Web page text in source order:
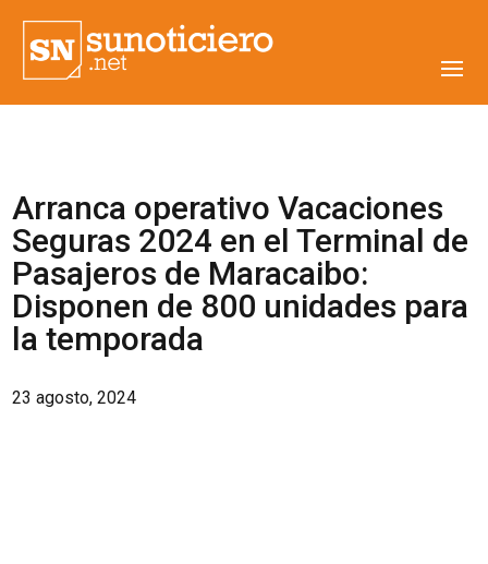
Arranca operativo Vacaciones
Seguras 2024 en el Terminal de
Pasajeros de Maracaibo:
Disponen de 800 unidades para
la temporada
23 agosto, 2024